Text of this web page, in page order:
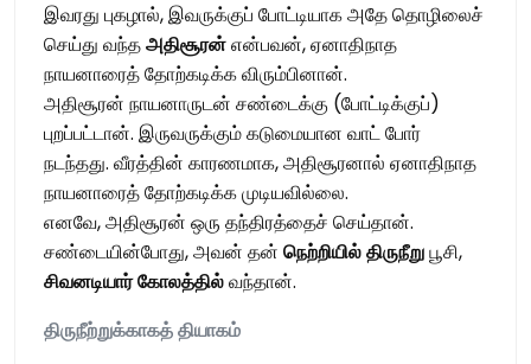
இவரது புகழால், இவருக்குப் போட்டியாக அதே தொழிலைச்
செய்து வந்தஅதிசூரன்என்பவன், ஏனாதிநாத
நாயனாரைத் தோற்கடிக்க விரும்பினான்.
அதிசூரன் நாயனாருடன் சண்டைக்கு (போட்டிக்குப்)
புறப்பட்டான். இருவருக்கும் கடுமையான வாட் போர்
நடந்தது. வீரத்தின் காரணமாக, அதிசூரனால் ஏனாதிநாத
நாயனாரைத் தோற்கடிக்க முடியவில்லை.
எனவே, அதிசூரன் ஒரு தந்திரத்தைச் செய்தான்.
சண்டையின்போது, அவன் தன் நெற்றியில்திருநீறுபூசி,
சிவனடியார்கோலத்தில்வந்தான்.
திருநீற்றுக்காகத்தியாகம்